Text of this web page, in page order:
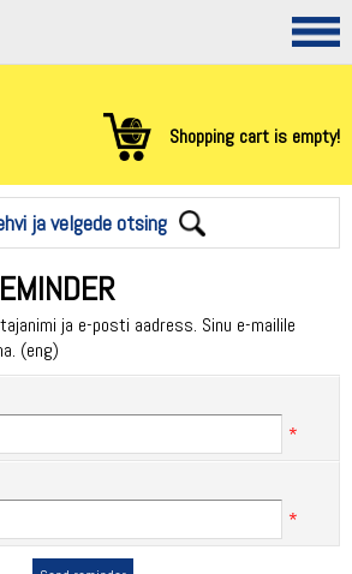
Shopping cart is empty!
ja velgede otsing
ja e-posti aadress. Sinu e-mailile
(eng)